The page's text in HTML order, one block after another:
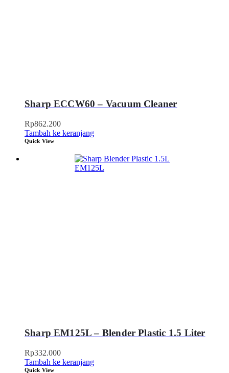
Sharp ECCW60 – Vacuum Cleaner
Rp862.200
Tambah ke keranjang
Quick View
Sharp EM125L – Blender Plastic 1.5 Liter
Rp332.000
Tambah ke keranjang
Quick View